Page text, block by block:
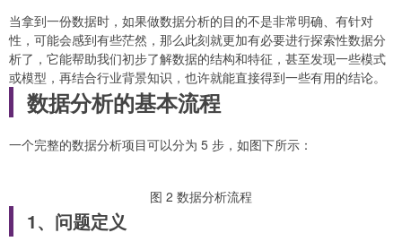
当拿到一份数据时，如果做数据分析的目的不是非常明确、有针对
性，可能会感到有些茫然，那么此刻就更加有必要进行探索性数据分
析了，它能帮助我们初步了解数据的结构和特征，甚至发现一些模式
或模型，再结合行业背景知识，也许就能直接得到一些有用的结论。
数据分析的基本流程
一个完整的数据分析项目可以分为 5 步，如图下所示：
图 2 数据分析流程
1、问题定义